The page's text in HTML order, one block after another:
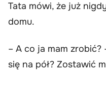
Tata mówi, że już
domu.
– A co ja mam zrobić?
się na pół? Zostawić